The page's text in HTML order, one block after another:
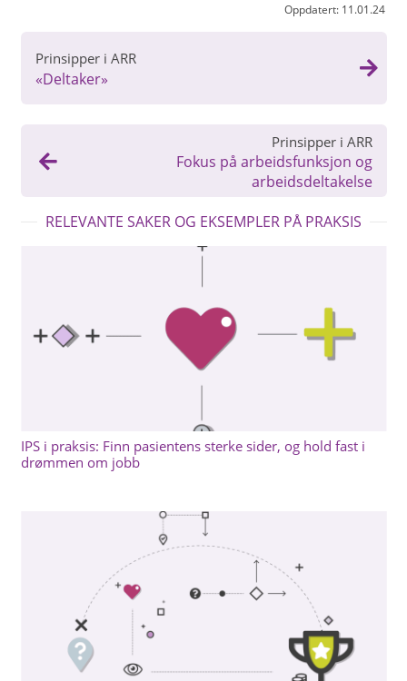
Oppdatert: 11.01.24
Prinsipper i ARR
Fokus på arbeidsfunksjon og
arbeidsdeltakelse
Prinsipper i ARR
«Deltaker»
RELEVANTE SAKER OG EKSEMPLER PÅ PRAKSIS
IPS i praksis: Finn pasientens sterke sider, og hold fast i
drømmen om jobb